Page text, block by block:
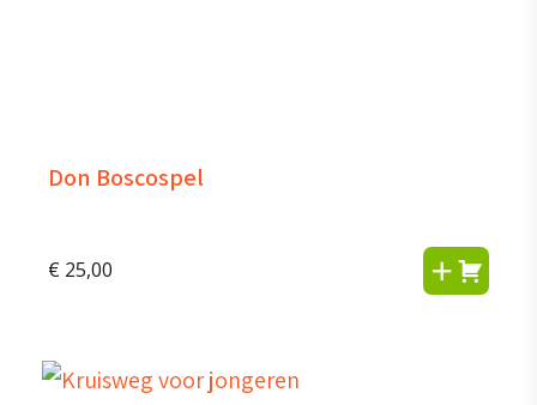
Don Boscospel
€ 25,00